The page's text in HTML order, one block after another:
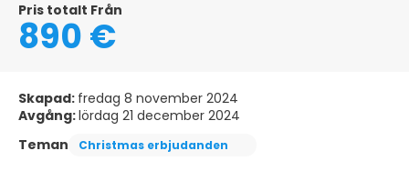
Pris totalt Från
890 €
Skapad: fredag 8 november 2024
Avgång:lördag 21 december 2024
Teman
Christmas erbjudanden